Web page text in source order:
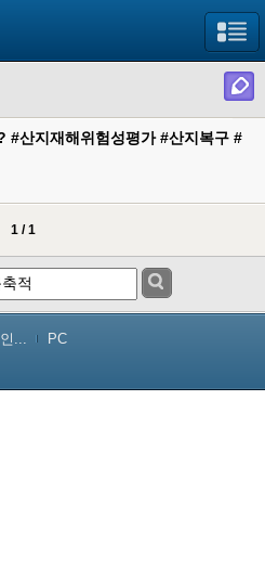
#산지재해위험성평가 #산지복구 #
1 / 1
... PC